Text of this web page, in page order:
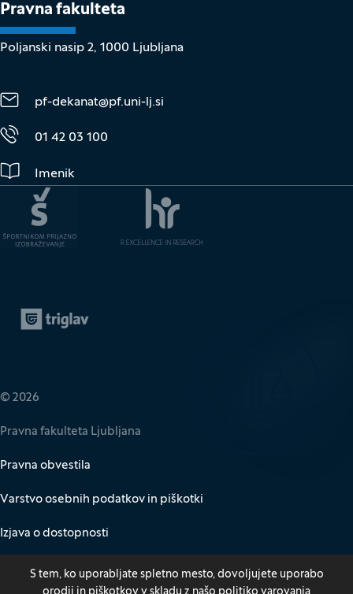
S tem, ko uporabljate spletno mesto, dovoljujete uporabo
Pravna fakulteta
Poljanski nasip 2, 1000 Ljubljana
pf-dekanat@pf.uni-lj.si
01 42 03 100
Imenik
© 2026
Pravna fakulteta Ljubljana
Pravna obvestila
Varstvo osebnih podatkov in piškotki
Izjava o dostopnosti
Za medije